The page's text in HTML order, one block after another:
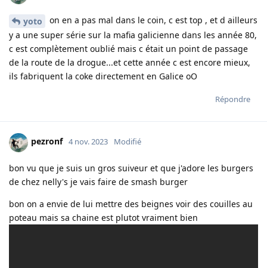
yoto
on en a pas mal dans le coin, c est top , et d ailleurs
y a une super série sur la mafia galicienne dans les année 80,
c est complètement oublié mais c était un point de passage
de la route de la drogue...et cette année c est encore mieux,
ils fabriquent la coke directement en Galice oO
Répondre
pezronf 4 nov. 2023 Modifié
bon vu que je suis un gros suiveur et que j'adore les burgers
de chez nelly's je vais faire de smash burger
bon on a envie de lui mettre des beignes voir des couilles au
poteau mais sa chaine est plutot vraiment bien